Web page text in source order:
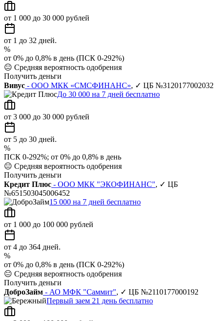
от 1 000 до 30 000 рублей
от 1 до 32 дней.
%
от 0% до 0,8% в день (ПСК 0-292%)
😐 Средняя вероятность одобрения
Получить деньги
Вивус - ООО МКК «СМСФИНАНС», ✓ ЦБ №3120177002032
До 30 000 на 7 дней бесплатно
от 3 000 до 30 000 рублей
от 5 до 30 дней.
%
ПСК 0-292%; от 0% до 0,8% в день
😐 Средняя вероятность одобрения
Получить деньги
Кредит Плюс - ООО МКК "ЭКОФИНАНС", ✓ ЦБ
№651503045006452
15 000 на 7 дней бесплатно
от 1 000 до 100 000 рублей
от 4 до 364 дней.
%
от 0% до 0,8% в день (ПСК 0-292%)
😐 Средняя вероятность одобрения
Получить деньги
ДоброЗайм - АО МФК "Саммит", ✓ ЦБ №2110177000192
Первый заем 21 день бесплатно